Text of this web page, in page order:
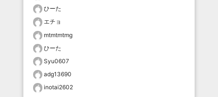
ひーた
エチョ
mtmtmtmg
ひーた
Syu0607
adg13690
inotai2602